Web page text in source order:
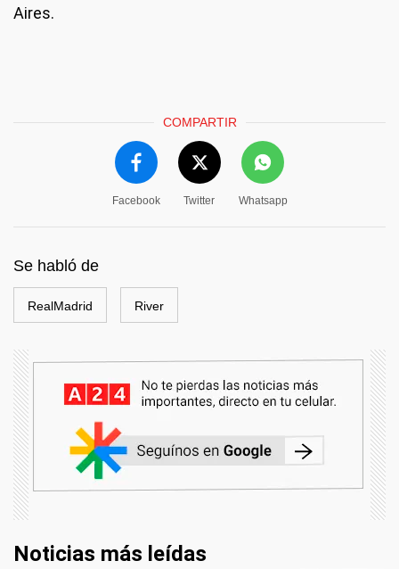
Aires.
COMPARTIR
Facebook Twitter Whatsapp
Se habló de
RealMadrid River
Noticias más leídas